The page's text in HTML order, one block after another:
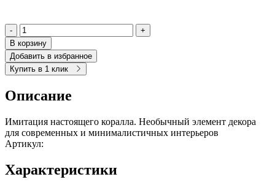
-
+
В корзину
Добавить в избранное
Купить в 1 клик
Описание
Имитация настоящего коралла. Необычный элемент декора
для современных и минималистичных интерьеров
Артикул:
Характеристики